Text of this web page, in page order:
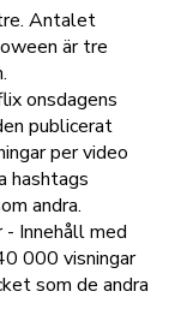
Antalet
är tre
onsdagens
publicerat
per video
hashtags
andra.
- Innehåll med
000 visningar
som de andra